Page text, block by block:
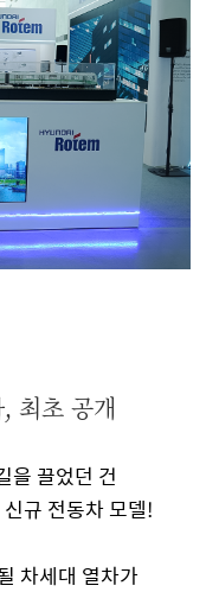
최초 공개
을 끌었던 건
규 전동차 모델!
차세대 열차가